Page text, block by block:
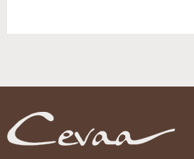
document